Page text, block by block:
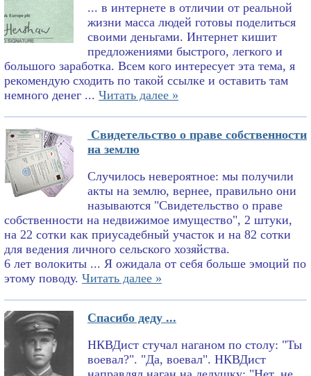
... в интернете в отличии от реальной
жизни масса людей готовы поделиться
своими деньгами. Интернет кишит
предложениями быстрого, легкого и
большого заработка. Всем кого интересует эта тема, я
рекомендую сходить по такой ссылке и оставить там
немного денег ... Читать далее »
Свидетельство о праве собственности
на землю
Случилось невероятное: мы получили
акты на землю, вернее, правильно они
называются "Свидетельство о праве
собственности на недвижимое имущество", 2 штуки,
на 22 сотки как приусадебный участок и на 82 сотки
для ведения личного сельского хозяйства.
6 лет волокиты ... Я ожидала от себя больше эмоций по
этому поводу. Читать далее »
Спасибо деду ...
НКВДист стучал наганом по столу: "Ты
воевал?". "Да, воевал". НКВДист